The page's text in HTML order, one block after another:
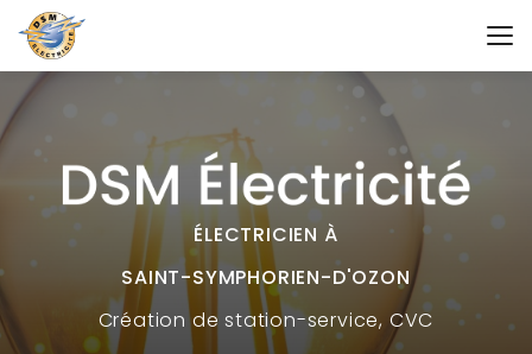
Aller
au
contenu
principal
ÉLECTRICIEN À
SAINT-SYMPHORIEN-D'OZON
Créationde station-service, CVC